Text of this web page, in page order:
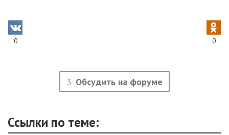
0 0
3 Обсудить на форуме
Ссылки по теме: